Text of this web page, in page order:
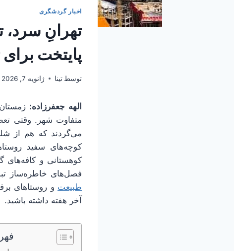
اخبار گردشگری
پایتخت
توسط تینا ژانویه 7, 2026
الهه جعفرزاده:
متفاوت شهر. وقتی
می‌گردند که هم از
کوچه‌های سفید
کوهستانی و کافه‌های
فصل‌های خاطره‌ساز
طبیعت و روستاهای
آخر هفته داشته باشید.